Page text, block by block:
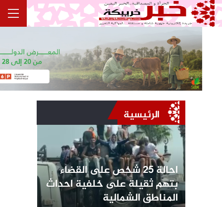
الرئيسية
احالة 25 شخص على القضاء
بتهم ثقيلة على خلفية احداث
المناطق الشمالية